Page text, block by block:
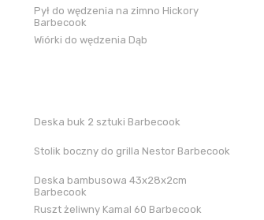
Pył do wędzenia na zimno Hickory
Barbecook
Wiórki do wędzenia Dąb
Deska buk 2 sztuki Barbecook
Stolik boczny do grilla Nestor Barbecook
Deska bambusowa 43x28x2cm
Barbecook
Ruszt żeliwny Kamal 60 Barbecook